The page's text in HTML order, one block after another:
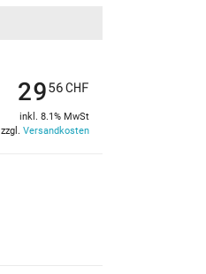
2956CHF
inkl. 8.1% MwSt
zzgl. Versandkosten